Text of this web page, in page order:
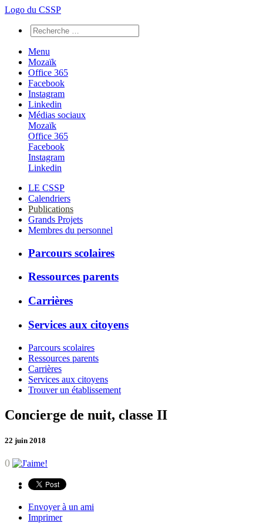
Logo du CSSP
Menu
Mozaïk
Office 365
Facebook
Instagram
Linkedin
Médias sociaux
Mozaïk
Office 365
Facebook
Instagram
Linkedin
LE CSSP
Calendriers
Publications
Grands Projets
Membres du personnel
Parcours scolaires
Ressources parents
Carrières
Services aux citoyens
Parcours scolaires
Ressources parents
Carrières
Services aux citoyens
Trouver un établissement
Concierge de nuit, classe II
22 juin 2018
0
Envoyer à un ami
Imprimer